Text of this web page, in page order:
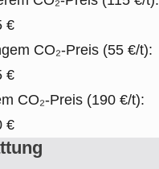
€
CO₂-Preis (55 €/t):
€
CO₂-Preis (190 €/t):
€